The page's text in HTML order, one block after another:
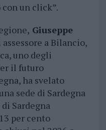
un click”.
Giuseppe
a Bilancio,
uno degli
il futuro
ha svelato
sede di Sardegna
Sardegna
per cento